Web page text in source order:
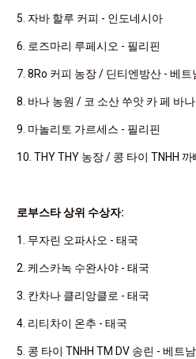
5. 자바 할루 커피 - 인도네시아
6. 로즈마리 루페시오 - 필리핀
7. 8Ro 커피 농장 / 딘티엔방산 - 베트
8. 바나 농원 / 코 소산 쑤앗 카 페 바
9. 마놀리토 가르세스 - 필리핀
10. THY THY 농장 / 콩 타이 TNHH
로부스타 상위 수상자:
1. 무자린 오파사오 - 태국
2. 케스카녹 수완사야 - 태국
3. 칸차나 클리앙클로 - 태국
4. 리티차이 온추 - 태국
5. 콩 타이 TNHH TM DV 송린 - 베트남